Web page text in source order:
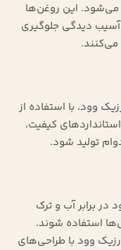
می‌شود. این روغن‌ها
دیدگی جلوگیری
وود، با استفاده از
کیفیت،
تولید شود.
در برابر آب و ترک
استفاده شوند.
رزیک وود با طراحی‌های